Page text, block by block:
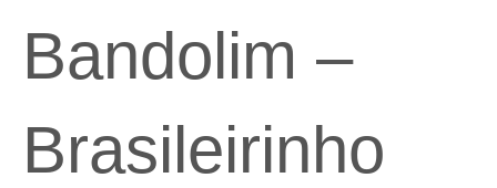
Bandolim –
Brasileirinho